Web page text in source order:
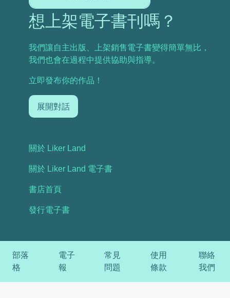
想上架電子書刊嗎？
我們讓自主出版、上架銷售電子書變得簡單無比，
我們也會在過程中提供協助與指導。
立即發布你的作品！
展開對話
關於 Liker Land
關於 Liker Land 電子書
書店首頁
發行電子書
部落
格
電子
報
常見
問題
使用
條款
聯絡
我們